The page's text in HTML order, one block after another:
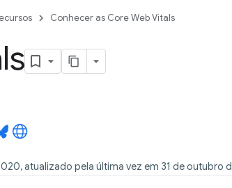
Conhecer as Core Web Vitals
atualizado pela última vez em 31 de outubro